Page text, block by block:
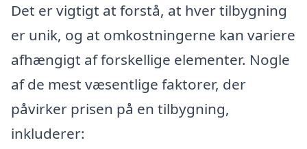
Det er vigtigt at forstå, at hver tilbygning
er unik, og at omkostningerne kan variere
afhængigt af forskellige elementer. Nogle
af de mest væsentlige faktorer, der
påvirker prisen på en tilbygning,
inkluderer: